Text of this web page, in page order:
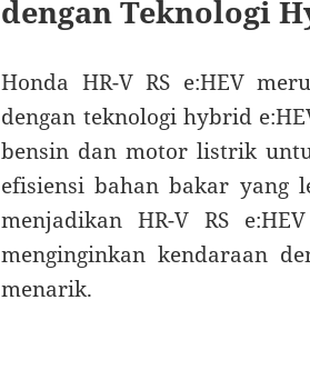
dengan Teknologi
Honda HR-V RS e:HEV
dengan teknologi hybrid
bensin dan motor listrik
efisiensi bahan bakar yang
menjadikan HR-V RS
menginginkan kendaraan
menarik.